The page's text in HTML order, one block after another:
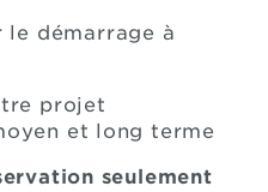
le démarrage à
projet
et long terme
seulement